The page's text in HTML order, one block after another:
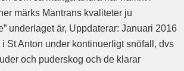
märks Mantrans kvaliteter ju
underlaget är, Uppdaterar: Januari 2016
St Anton under kontinuerligt snöfall, dvs
och puderskog och de klarar